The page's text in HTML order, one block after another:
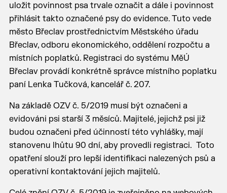
uložit povinnost psa trvale označit a dále i povinnost
přihlásit takto označené psy do evidence. Tuto vede
město Břeclav prostřednictvím Městského úřadu
Břeclav, odboru ekonomického, oddělení rozpočtu a
místních poplatků. Registraci do systému MěÚ
Břeclav provádí konkrétně správce místního poplatku
paní Lenka Tučková, kancelář č. 207.
Na základě OZV č. 5/2019 musí být označeni a
evidováni psi starší 3 měsíců. Majitelé, jejichž psi již
budou označeni před účinností této vyhlášky, mají
stanovenu lhůtu 90 dní, aby provedli registraci. Toto
opatření slouží pro lepší identifikaci nalezených psů a
operativní kontaktování jejich majitelů.